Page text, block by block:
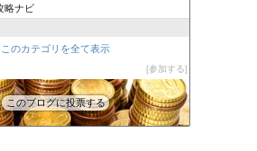
略ナビ
設方法2022
売買(EA)は本当に勝てるのか検証してみた
このカテゴリを全て表示
参加する
このブログに投票する